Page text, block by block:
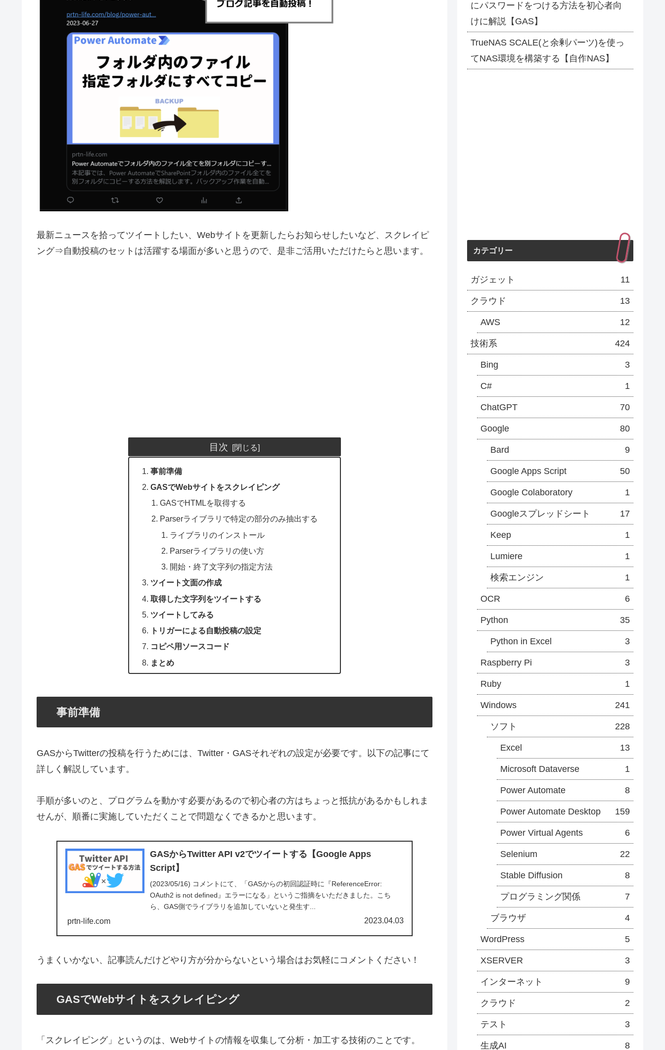
最新ニュースを拾ってツイートしたい、Webサイトを更新したらお知らせしたいなど、スクレイピ
ング⇒自動投稿のセットは活躍する場面が多いと思うので、是非ご活用いただけたらと思います。
目次
事前準備
GASでWebサイトをスクレイピング
GASでHTMLを取得する
Parserライブラリで特定の部分のみ抽出する
ライブラリのインストール
Parserライブラリの使い方
開始・終了文字列の指定方法
ツイート文面の作成
取得した文字列をツイートする
ツイートしてみる
トリガーによる自動投稿の設定
コピペ用ソースコード
まとめ
事前準備
GASからTwitterの投稿を行うためには、Twitter・GASそれぞれの設定が必要です。以下の記事にて
詳しく解説しています。
手順が多いのと、プログラムを動かす必要があるので初心者の方はちょっと抵抗があるかもしれま
せんが、順番に実施していただくことで問題なくできるかと思います。
GASからTwitter API v2でツイートする【Google Apps
Script】
(2023/05/16) コメントにて、「GASからの初回認証時に『ReferenceError:
OAuth2 is not defined』エラーになる」というご指摘をいただきました。こち
ら、GAS側でライブラリを追加していないと発生す...
prtn-life.com 2023.04.03
うまくいかない、記事読んだけどやり方が分からないという場合はお気軽にコメントください！
GASでWebサイトをスクレイピング
「スクレイピング」というのは、Webサイトの情報を収集して分析・加工する技術のことです。
にパスワードをつける方法を初心者向
けに解説【GAS】
TrueNAS SCALE(と余剰パーツ)を使っ
てNAS環境を構築する【自作NAS】
カテゴリー
ガジェット 11
クラウド 13
AWS 12
技術系 424
Bing 3
C# 1
ChatGPT 70
Google 80
Bard 9
Google Apps Script 50
Google Colaboratory 1
Googleスプレッドシート 17
Keep 1
Lumiere 1
検索エンジン 1
OCR 6
Python 35
Python in Excel 3
Raspberry Pi 3
Ruby 1
Windows 241
ソフト 228
Excel 13
Microsoft Dataverse 1
Power Automate 8
Power Automate Desktop 159
Power Virtual Agents 6
Selenium 22
Stable Diffusion 8
プログラミング関係 7
ブラウザ 4
WordPress 5
XSERVER 3
インターネット 9
クラウド 2
テスト 3
生成AI 8